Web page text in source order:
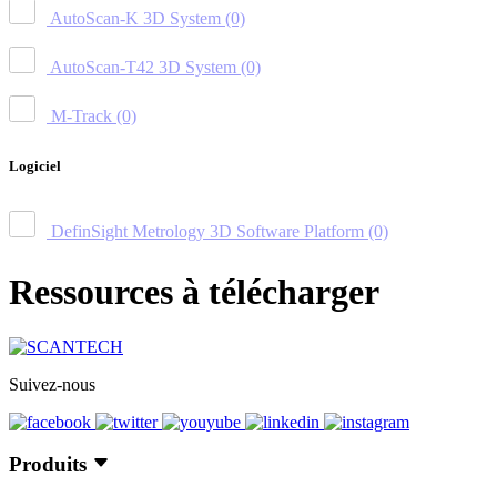
AutoScan-K 3D System (0)
AutoScan-T42 3D System (0)
M-Track (0)
Logiciel
DefinSight Metrology 3D Software Platform (0)
Ressources à télécharger
Suivez-nous
Produits